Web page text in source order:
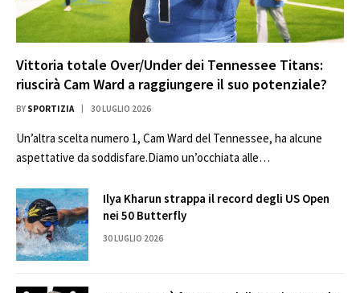
Vittoria totale Over/Under dei Tennessee Titans:
riuscirà Cam Ward a raggiungere il suo potenziale?
BY SPORTIZIA 30 LUGLIO 2026
Un’altra scelta numero 1, Cam Ward del Tennessee, ha alcune
aspettative da soddisfare.Diamo un’occhiata alle…
Ilya Kharun strappa il record degli US Open
nei 50 Butterfly
30 LUGLIO 2026